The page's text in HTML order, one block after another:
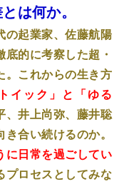
は何か。
の起業家、佐藤航陽
底的に考察した超・
。これからの生き方
トイック」と「ゆる
、井上尚弥、藤井聡
合い続けるのか。
に日常を過ごしてい
プロセスとしてみな